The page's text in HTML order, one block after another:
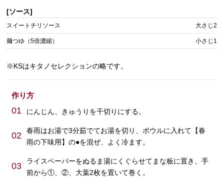
[ソース]
スイートチリソース 大さじ2
麺つゆ（5倍濃縮） 小さじ1
※KSはキタノセレクションの略です。
作り方
01 にんじん、きゅうりを千切りにする。
02
春雨はお湯で3分茹でてお湯を切り、ボウルに入れて【春
雨の下味用】の●を混ぜ、よく冷ます。
03
ライスペーパーをぬるま湯にくぐらせてまな板に置き、手
前から①、②、大葉2枚を置いて巻く。